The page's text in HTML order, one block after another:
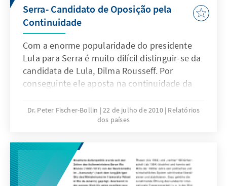
Serra- Candidato de Oposição pela
Continuidade
Com a enorme popularidade do presidente
Lula para Serra é muito difícil distinguir-se da
candidata de Lula, Dilma Rousseff. Por
conseguinte ele aposta na continuidade da
angular ainda é uma remanescência do
presidente Fernando Henrique Cardoso. Além
saúde pública e na segurança pública.
Dr. Peter Fischer-Bollin 22 de julho de 2010 Relatórios
dos países